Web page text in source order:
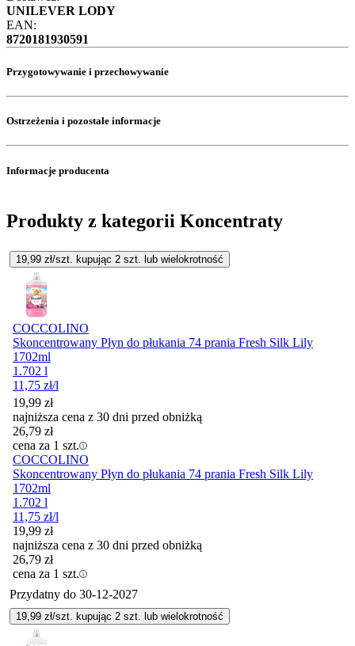
UNILEVER LODY
EAN:
8720181930591
Przygotowywanie i przechowywanie
Ostrzeżenia i pozostałe informacje
Informacje producenta
Produkty z kategorii Koncentraty
19,99 zł/szt. kupując 2 szt. lub wielokrotność
COCCOLINO
Skoncentrowany Płyn do płukania 74 prania Fresh Silk Lily
1702ml
1.702 l
11,75 zł/l
19,99 zł
najniższa cena z 30 dni przed obniżką
26,79 zł
cena za 1 szt.
COCCOLINO
Skoncentrowany Płyn do płukania 74 prania Fresh Silk Lily
1702ml
1.702 l
11,75 zł/l
19,99 zł
najniższa cena z 30 dni przed obniżką
26,79 zł
cena za 1 szt.
Przydatny do 30-12-2027
19,99 zł/szt. kupując 2 szt. lub wielokrotność